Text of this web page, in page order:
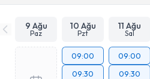
9 Ağu
Paz
10 Ağu
Pzt
11 Ağu
Sal
09:00
09:30
09:00
09:30